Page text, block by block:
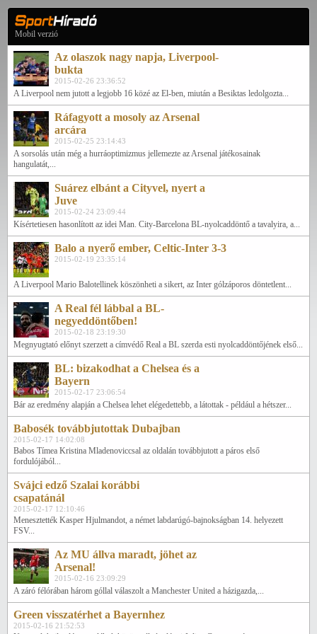
Mobil verzió
Az olaszok nagy napja, Liverpool-
bukta
2015-02-26 23:36:52
A Liverpool nem jutott a legjobb 16 közé az El-ben, miután a Besiktas ledolgozta...
Ráfagyott a mosoly az Arsenal
arcára
2015-02-25 23:14:43
A sorsolás után még a hurráoptimizmus jellemezte az Arsenal játékosainak
hangulatát,...
Suárez elbánt a Cityvel, nyert a
Juve
2015-02-24 23:09:44
Kísértetiesen hasonlított az idei Man. City-Barcelona BL-nyolcaddöntő a tavalyira, a...
Balo a nyerő ember, Celtic-Inter 3-3
2015-02-19 23:35:14
A Liverpool Mario Balotellinek köszönheti a sikert, az Inter gólzáporos döntetlent...
A Real fél lábbal a BL-
negyeddöntőben!
2015-02-18 23:19:30
Megnyugtató előnyt szerzett a címvédő Real a BL szerda esti nyolcaddöntőjének első...
BL: bizakodhat a Chelsea és a
Bayern
2015-02-17 23:06:54
Bár az eredmény alapján a Chelsea lehet elégedettebb, a látottak - például a hétszer...
Babosék továbbjutottak Dubajban
2015-02-17 14:02:08
Babos Tímea Kristina Mladenoviccsal az oldalán továbbjutott a páros első
fordulójából...
Svájci edző Szalai korábbi
csapatánál
2015-02-17 12:10:46
Menesztették Kasper Hjulmandot, a német labdarúgó-bajnokságban 14. helyezett
FSV...
Az MU állva maradt, jöhet az
Arsenal!
2015-02-16 23:09:29
A záró félórában három góllal válaszolt a Manchester United a házigazda,...
Green visszatérhet a Bayernhez
2015-02-16 21:52:53